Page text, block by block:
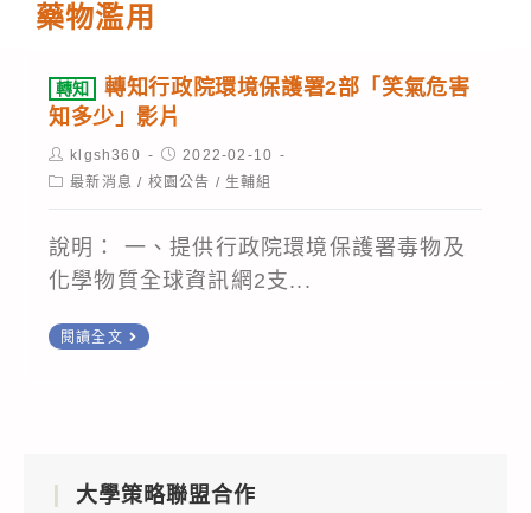
藥物濫用
轉知
轉知行政院環境保護署2部「笑氣危害
知多少」影片
Post
author:
klgsh360
Post
published:
2022-02-10
Post最新消息 / 校園公告 / 生輔組
說明： 一、提供行政院環境保護署毒物及
化學物質全球資訊網2支...
閱讀全文
政
大學策略聯盟合作